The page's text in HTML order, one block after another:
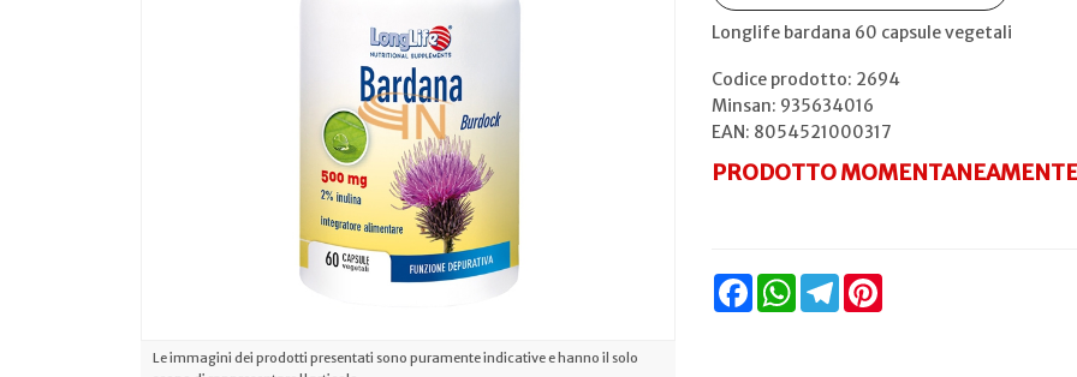
Le immagini dei prodotti presentati sono puramente indicative e hanno il solo
Longlife bardana 60 capsule vegetali
Codice prodotto: 2694
Minsan: 935634016
EAN: 8054521000317
PRODOTTO
FacebookWhatsAppTelegram